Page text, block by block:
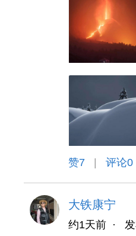
赞7 评论0
大铁康宁
约1天前 ·